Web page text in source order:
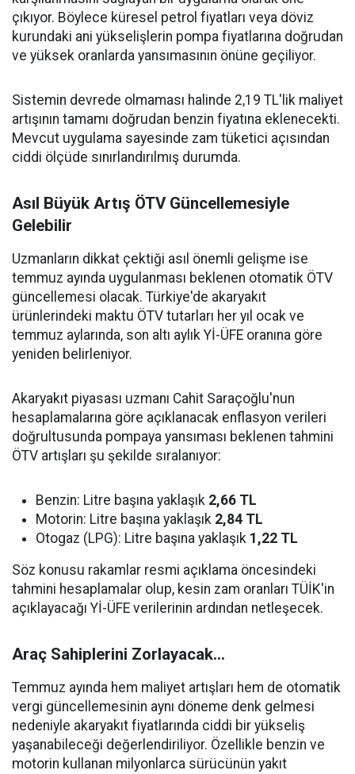
çıkıyor. Böylece küresel petrol fiyatları veya döviz
kurundaki ani yükselişlerin pompa fiyatlarına doğrudan
ve yüksek oranlarda yansımasının önüne geçiliyor.
Sistemin devrede olmaması halinde 2,19 TL'lik maliyet
artışının tamamı doğrudan benzin fiyatına eklenecekti.
Mevcut uygulama sayesinde zam tüketici açısından
ciddi ölçüde sınırlandırılmış durumda.
Asıl Büyük Artış ÖTV Güncellemesiyle
Gelebilir
Uzmanların dikkat çektiği asıl önemli gelişme ise
temmuz ayında uygulanması beklenen otomatik ÖTV
güncellemesi olacak. Türkiye'de akaryakıt
ürünlerindeki maktu ÖTV tutarları her yıl ocak ve
temmuz aylarında, son altı aylık Yİ-ÜFE oranına göre
yeniden belirleniyor.
Akaryakıt piyasası uzmanı Cahit Saraçoğlu'nun
hesaplamalarına göre açıklanacak enflasyon verileri
doğrultusunda pompaya yansıması beklenen tahmini
ÖTV artışları şu şekilde sıralanıyor:
Benzin: Litre başına yaklaşık 2,66 TL
Motorin: Litre başına yaklaşık 2,84 TL
Otogaz (LPG): Litre başına yaklaşık 1,22 TL
Söz konusu rakamlar resmi açıklama öncesindeki
tahmini hesaplamalar olup, kesin zam oranları TÜİK'in
açıklayacağı Yİ-ÜFE verilerinin ardından netleşecek.
Araç Sahiplerini Zorlayacak...
Temmuz ayında hem maliyet artışları hem de otomatik
vergi güncellemesinin aynı döneme denk gelmesi
nedeniyle akaryakıt fiyatlarında ciddi bir yükseliş
yaşanabileceği değerlendiriliyor. Özellikle benzin ve
motorin kullanan milyonlarca sürücünün yakıt